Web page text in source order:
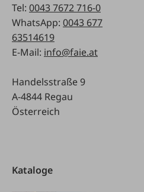
Tel: 0043 7672 716-0
WhatsApp: 0043 677
63514619
E-Mail: info@faie.at
Handelsstraße 9
A-4844 Regau
Österreich
Kataloge